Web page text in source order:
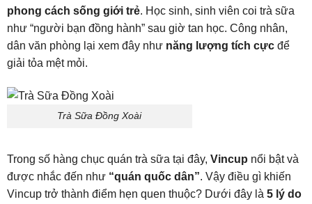
phong cách sống giới trẻ. Học sinh, sinh viên coi trà sữa
như “người bạn đồng hành” sau giờ tan học. Công nhân,
dân văn phòng lại xem đây như năng lượng tích cựcđể
giải tỏa mệt mỏi.
Trà Sữa Đồng Xoài
Trong số hàng chục quán trà sữa tại đây, Vincup nổi bật và
được nhắc đến như “quán quốc dân”. Vậy điều gì khiến
Vincup trở thành điểm hẹn quen thuộc? Dưới đây là 5 lý do